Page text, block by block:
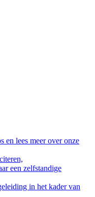
en lees meer over onze
een zelfstandige
in het kader van